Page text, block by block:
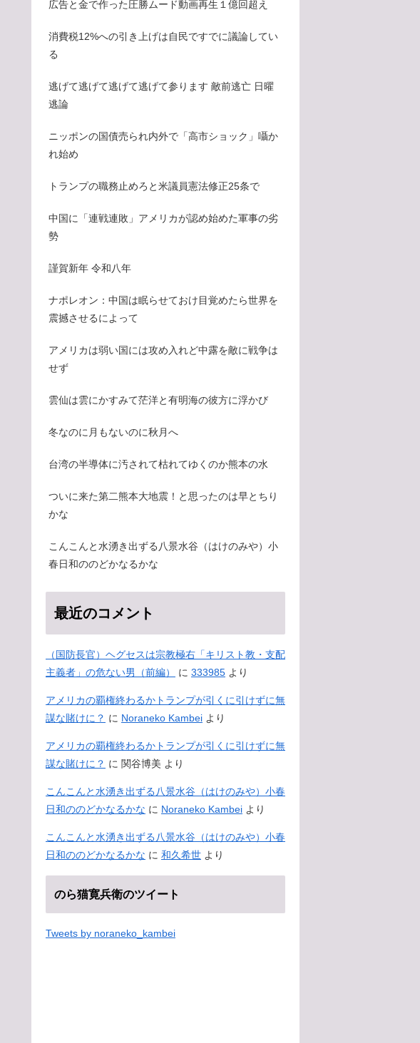
広告と金で作った圧勝ムード動画再生１億回超え
消費税12%への引き上げは自民ですでに議論してい
る
逃げて逃げて逃げて逃げて参ります 敵前逃亡 日曜
逃論
ニッポンの国債売られ内外で「高市ショック」囁か
れ始め
トランプの職務止めろと米議員憲法修正25条で
中国に「連戦連敗」アメリカが認め始めた軍事の劣
勢
謹賀新年 令和八年
ナポレオン：中国は眠らせておけ目覚めたら世界を
震撼させるによって
アメリカは弱い国には攻め入れど中露を敵に戦争は
せず
雲仙は雲にかすみて茫洋と有明海の彼方に浮かび
冬なのに月もないのに秋月へ
台湾の半導体に汚されて枯れてゆくのか熊本の水
ついに来た第二熊本大地震！と思ったのは早とちり
かな
こんこんと水湧き出ずる八景水谷（はけのみや）小
春日和ののどかなるかな
最近のコメント
（国防長官）ヘグセスは宗教極右「キリスト教・支配
主義者」の危ない男（前編）
に 333985 より
アメリカの覇権終わるかトランプが引くに引けずに無
謀な賭けに？ に Noraneko Kambei より
アメリカの覇権終わるかトランプが引くに引けずに無
謀な賭けに？ に 関谷博美 より
こんこんと水湧き出ずる八景水谷（はけのみや）小春
日和ののどかなるかな に Noraneko Kambei より
こんこんと水湧き出ずる八景水谷（はけのみや）小春
日和ののどかなるかな に 和久希世 より
のら猫寛兵衛のツイート
Tweets by noraneko_kambei